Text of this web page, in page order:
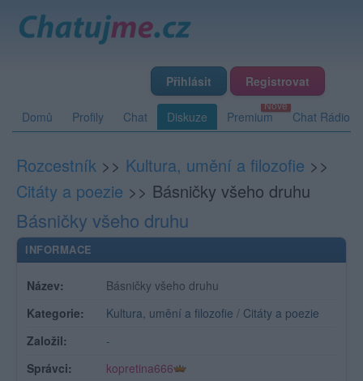
Přihlásit Registrovat
Domů Profily Chat Diskuze Premium Chat Rádio
Rozcestník >> Kultura, umění a filozofie >>
Citáty a poezie >> Básničky všeho druhu
Básničky všeho druhu
INFORMACE
Název:
Básničky všeho druhu
Kategorie:
Kultura, umění a filozofie / Citáty a poezie
Založil:
-
Správci:
kopretina666